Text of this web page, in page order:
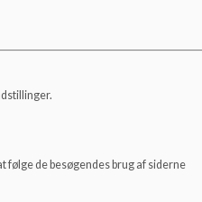
januar 2023
følge de besøgendes brug af siderne